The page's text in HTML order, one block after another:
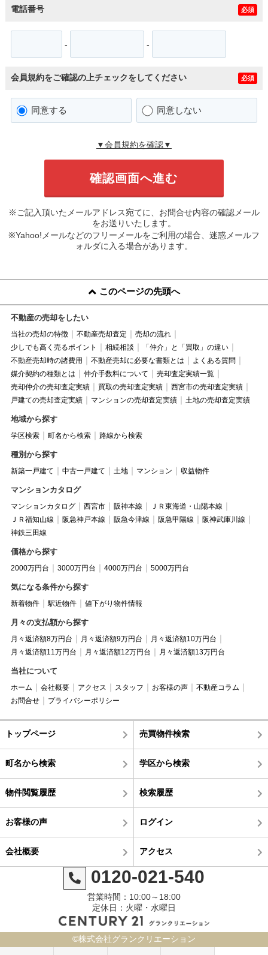
電話番号 必須
- -
会員規約をご確認の上チェックをしてください 必須
同意する 同意しない
▼会員規約を確認▼
※ご記入頂いたメールアドレス宛てに、お問合せ内容の確認メール
をお送りいたします。
※Yahoo!メールなどのフリーメールをご利用の場合、迷惑メールフ
ォルダに入る場合があります。
このページの先頭へ
不動産の売却をしたい
当社の売却の特徴 不動産売却査定
売却の流れ
少しでも高く売るポイント
相続相談
「仲介」と「買取」の違い
不動産売却時の諸費用
不動産売却に必要な書類とは
よくある質問
媒介契約の種類とは
仲介手数料について
売却査定実績一覧
売却仲介の売却査定実績
買取の売却査定実績
西宮市の売却査定実績
戸建ての売却査定実績
マンションの売却査定実績 土地の売却査定実績
地域から探す
学区検索 町名から検索 路線から検索
種別から探す
新築一戸建て 中古一戸建て 土地 マンション 収益物件
マンションカタログ
マンションカタログ 西宮市 阪神本線
ＪＲ東海道・山陽本線
ＪＲ福知山線
阪急神戸本線 阪急今津線 阪急甲陽線
阪神武庫川線
神鉄三田線
価格から探す
2000万円台 3000万円台 4000万円台 5000万円台
気になる条件から探す
新着物件 駅近物件 値下がり物件情報
月々の支払額から探す
月々返済額8万円台 月々返済額9万円台
月々返済額10万円台
月々返済額11万円台
月々返済額12万円台 月々返済額13万円台
当社について
ホーム 会社概要 アクセス スタッフ お客様の声
不動産コラム
お問合せ
プライバシーポリシー
トップページ 売買物件検索
町名から検索 学区から検索
物件閲覧履歴 検索履歴
お客様の声 ログイン
会社概要 アクセス
0120-021-540
営業時間：10:00～18:00
定休日：火曜・水曜日
©株式会社グランクリエーション